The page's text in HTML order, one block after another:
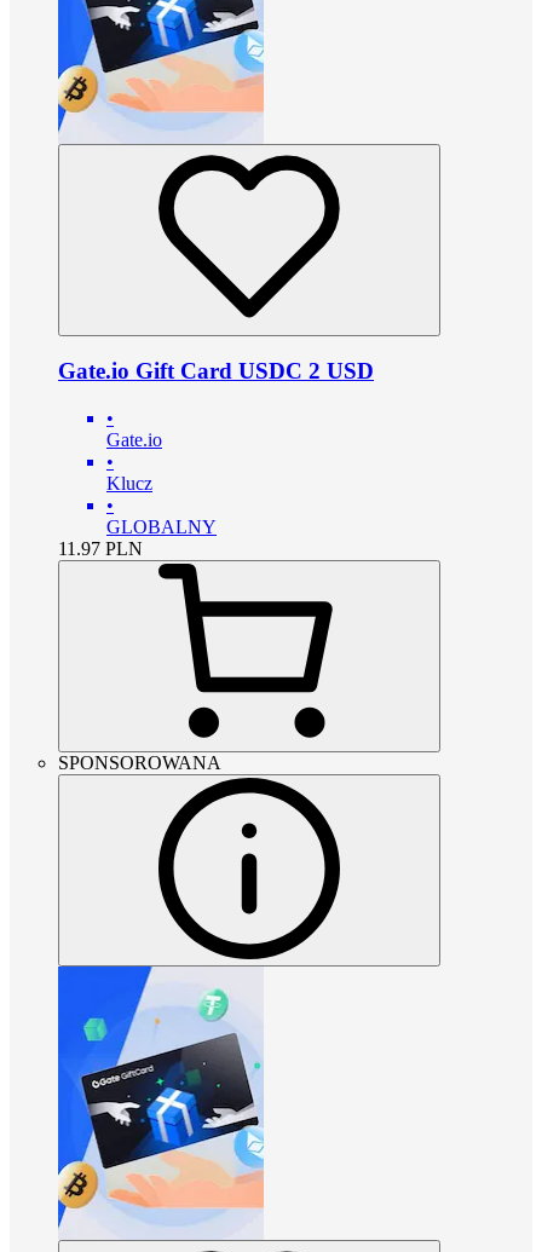
Gate.io Gift Card USDC 2 USD
•
Gate.io
•
Klucz
•
GLOBALNY
11.97 PLN
SPONSOROWANA